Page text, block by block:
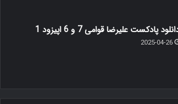
پادکست علیرضا قوامی 7 و 6 اپیزود 1
2025-04-26